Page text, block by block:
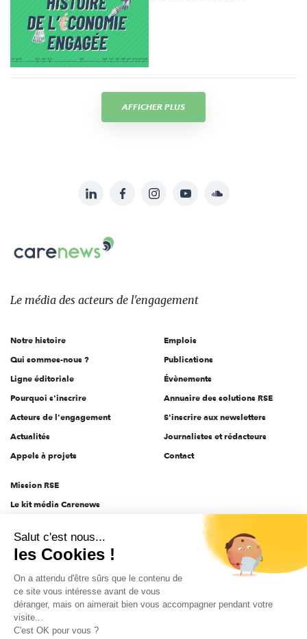
AFFICHER PLUS
sur:
LinkedInFacebookInstagramYouTubeSoundcloud
Carenews,
Le
des
l'engagement
Le média des acteurs de l'engagement
Notre histoire
Qui sommes-nous ?
Ligne éditoriale
Pourquoi s'inscrire
Acteurs de l'engagement
Actualités
Appels à projets
Emplois
Publications
Évènements
Annuaire des solutions RSE
S'inscrire aux newsletters
Journalistes et rédacteurs
Contact
Mission RSE
Le kit média Carenews
AEF info
Novethic
PRODURABLE
Inclusiv Day
Salut c'est nous...
les Cookies !
On a attendu d'être sûrs que le contenu de
ce site vous intéresse avant de vous
déranger, mais on aimerait bien vous accompagner pendant votre
visite...
C'est OK pour vous ?